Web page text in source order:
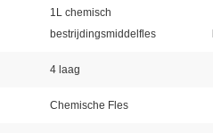
1L chemisch
bestrijdingsmiddelfles
4 laag
Chemische Fles